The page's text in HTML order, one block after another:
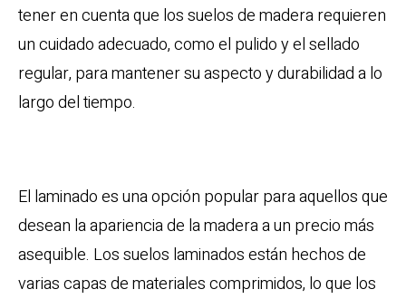
tener en cuenta que los suelos de madera requieren
un cuidado adecuado, como el pulido y el sellado
regular, para mantener su aspecto y durabilidad a lo
largo del tiempo.
El laminado es una opción popular para aquellos que
desean la apariencia de la madera a un precio más
asequible. Los suelos laminados están hechos de
varias capas de materiales comprimidos, lo que los